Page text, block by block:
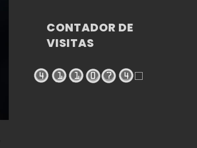
CONTADOR DE
VISITAS